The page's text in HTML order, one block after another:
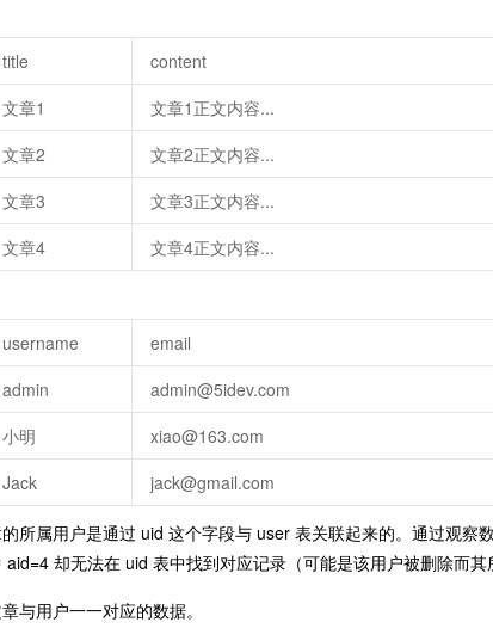
title content
文章1 文章1正文内容...
文章2 文章2正文内容...
文章3 文章3正文内容...
文章4 文章4正文内容...
username
email
admin
admin@5idev.com
小明
xiao@163.com
Jack jack@gmail.com
所属用户是通过 uid 这个字段与 user 表关联起来的。通过观察
却无法在 uid 表中找到对应记录（可能是该用户被删除而其
与用户一一对应的数据。